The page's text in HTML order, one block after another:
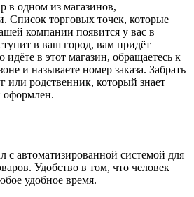
в одном из магазинов,
Список торговых точек, которые
компании появится у вас в
в ваш город, вам придёт
в этот магазин, обращаетесь к
и называете номер заказа. Забрать
или родственник, который знает
оформлен.
с автоматизированной системой для
Удобство в том, что человек
удобное время.